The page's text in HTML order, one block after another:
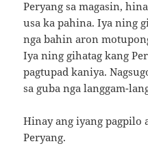
Peryang sa magasin,
usa ka pahina. Iya ning
nga bahin aron
Iya ning gihatag kang
pagtupad kaniya.
sa guba nga langgam-
Hinay ang iyang pagpilo
Peryang.